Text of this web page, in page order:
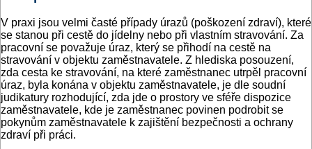
V praxi jsou velmi časté případy úrazů (poškození zdraví), které
se stanou při cestě do jídelny nebo při vlastním stravování. Za
pracovní se považuje úraz, který se přihodí na cestě na
stravování v objektu zaměstnavatele. Z hlediska posouzení,
zda cesta ke stravování, na které zaměstnanec utrpěl pracovní
úraz, byla konána v objektu zaměstnavatele, je dle soudní
judikatury rozhodující, zda jde o prostory ve sféře dispozice
zaměstnavatele, kde je zaměstnanec povinen podrobit se
pokynům zaměstnavatele k zajištění bezpečnosti a ochrany
zdraví při práci.